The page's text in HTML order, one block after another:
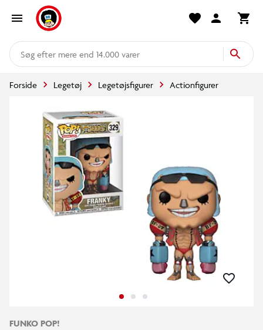
mere end 14.000 varer
Forside Legetøj Legetøjsfigurer Actionfigurer
FUNKO POP!